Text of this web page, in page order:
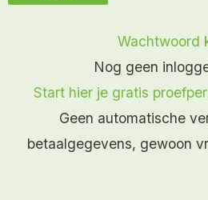
Wachtwoord
Nog geen
Start hier je gratis
Geen automatische
betaalgegevens, gewoon